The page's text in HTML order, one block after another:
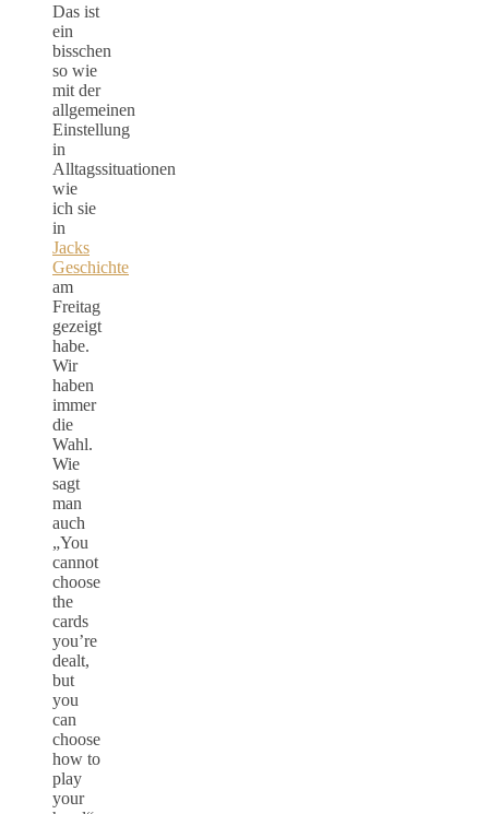
Das ist
ein
bisschen
so wie
mit der
allgemeinen
Einstellung
in
Alltagssituationen
wie
ich sie
in
Jacks
Geschichte
am
Freitag
gezeigt
habe.
Wir
haben
immer
die
Wahl.
Wie
sagt
man
auch
„You
cannot
choose
the
cards
you’re
dealt,
but
you
can
choose
how to
play
your